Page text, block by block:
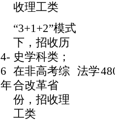
收理工类
4-
6
年
“3+1+2”模式
下，招收历
史学科类；
在非高考综
合改革省
份，招收理
工类
法学